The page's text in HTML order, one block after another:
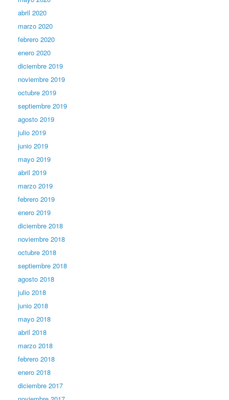
abril 2020
marzo 2020
febrero 2020
enero 2020
diciembre 2019
noviembre 2019
octubre 2019
septiembre 2019
agosto 2019
julio 2019
junio 2019
mayo 2019
abril 2019
marzo 2019
febrero 2019
enero 2019
diciembre 2018
noviembre 2018
octubre 2018
septiembre 2018
agosto 2018
julio 2018
junio 2018
mayo 2018
abril 2018
marzo 2018
febrero 2018
enero 2018
diciembre 2017